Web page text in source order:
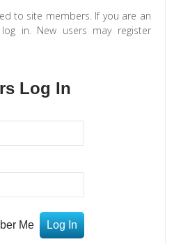
to site members. If you are an
in. New users may register
Log In
Me